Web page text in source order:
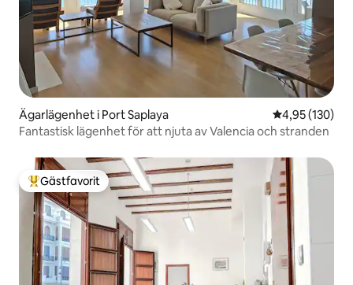
Ägarlägenhet i Port Saplaya 4,95 av 5 i
4,95 (130)
Fantastisk lägenhet för att njuta av Valencia och stranden
Populär gästfavorit
Gästfavorit